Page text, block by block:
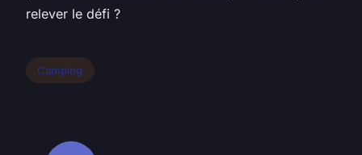
relever le défi ?
Camping